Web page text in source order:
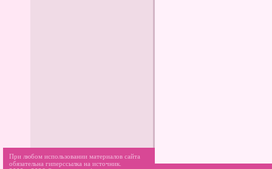
При любом использовании материалов сайта
обязательна гиперссылка на источник.